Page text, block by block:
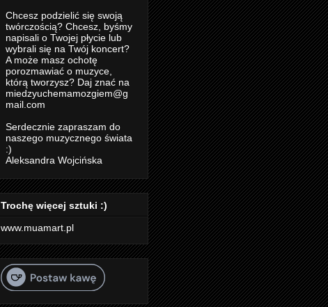
Chcesz podzielić się swoją
twórczością? Chcesz, byśmy
napisali o Twojej płycie lub
wybrali się na Twój koncert?
A może masz ochotę
porozmawiać o muzyce,
którą tworzysz? Daj znać na
miedzyuchemamozgiem@g
mail.com
Serdecznie zapraszam do
naszego muzycznego świata
:)
Aleksandra Wojcińska
Trochę więcej sztuki :)
www.muamart.pl